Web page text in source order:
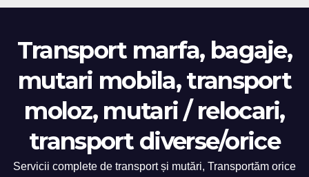
Transport marfa, bagaje,
mutari mobila, transport
moloz, mutari / relocari,
transport diverse/orice
Servicii complete de transport și mutări, Transportăm orice